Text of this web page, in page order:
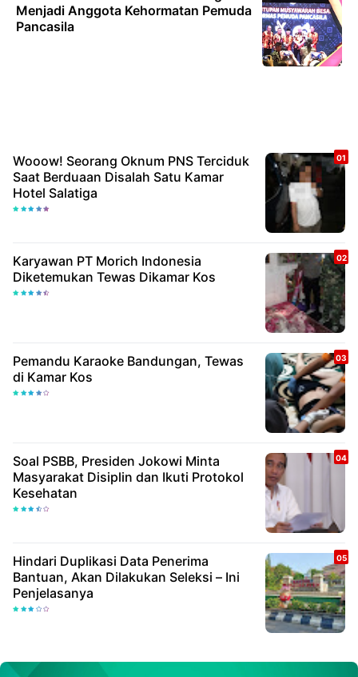
Menjadi Anggota Kehormatan Pemuda
Pancasila
Wooow! Seorang Oknum PNS Terciduk
Saat Berduaan Disalah Satu Kamar
Hotel Salatiga
Karyawan PT Morich Indonesia
Diketemukan Tewas Dikamar Kos
Pemandu Karaoke Bandungan, Tewas
di Kamar Kos
Soal PSBB, Presiden Jokowi Minta
Masyarakat Disiplin dan Ikuti Protokol
Kesehatan
Hindari Duplikasi Data Penerima
Bantuan, Akan Dilakukan Seleksi – Ini
Penjelasanya